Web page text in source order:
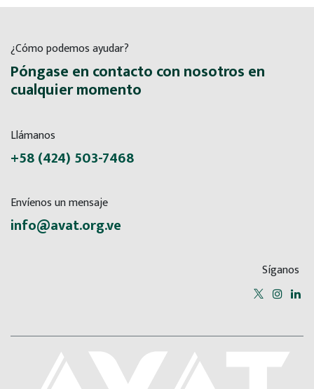
¿Cómo podemos ayudar?
Póngase en contacto con nosotros en
cualquier momento
Llámanos
+58 (424) 503-7468
Envíenos un mensaje
info@avat.org.ve
Síganos